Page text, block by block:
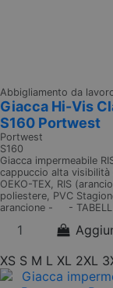
Abbigliamento da
Giacca Hi-Vis
S160 Portwest
Portwest
S160
Giacca impermeabile
cappuccio alta
OEKO-TEX, RIS
poliestere, PVC
arancione - -
XS S M L XL 2XL